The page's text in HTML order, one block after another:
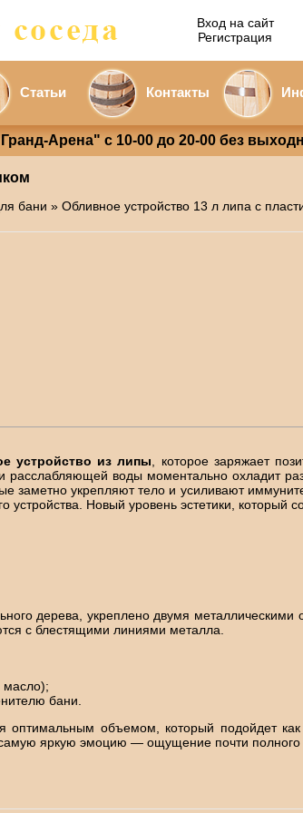
Вход на сайт
Регистрация
Статьи Контакты
Арена" с 10-00 до 20-00 без
бани » Обливное устройство 13 л липа с
устройство из липы , которое заряжает
расслабляющей воды моментально охладит
заметно укрепляют тело и усиливают
устройства. Новый уровень эстетики,
дерева, укреплено двумя
с блестящими линиями металла.
масло);
бани.
оптимальным объемом, который подойдет
яркую эмоцию — ощущение почти полного